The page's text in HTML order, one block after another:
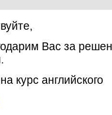
Вас за
курс английского